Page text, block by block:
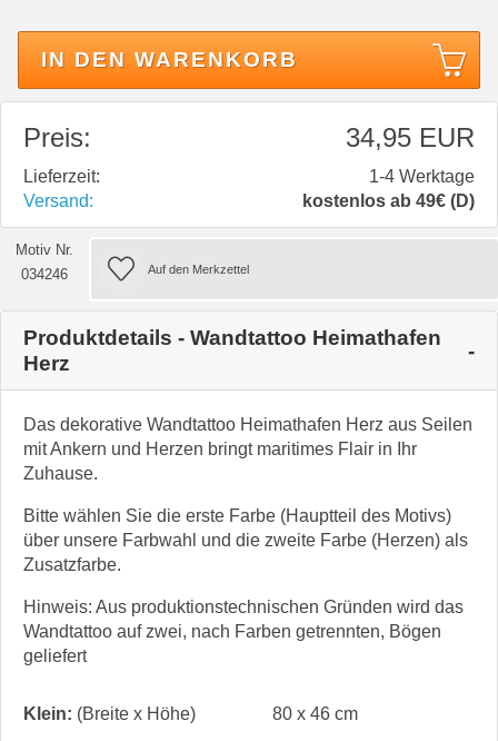
IN DEN WARENKORB
Preis: 34,95 EUR
Lieferzeit:
1-4 Werktage
Versand:
kostenlos ab 49€ (D)
Motiv Nr.
034246
Produktdetails - Wandtattoo Heimathafen
Herz
Das dekorative Wandtattoo Heimathafen Herz aus Seilen
mit Ankern und Herzen bringt maritimes Flair in Ihr
Zuhause.
Bitte wählen Sie die erste Farbe (Hauptteil des Motivs)
über unsere Farbwahl und die zweite Farbe (Herzen) als
Zusatzfarbe.
Hinweis: Aus produktionstechnischen Gründen wird das
Wandtattoo auf zwei, nach Farben getrennten, Bögen
geliefert
Klein: (Breite x Höhe) 80 x 46 cm